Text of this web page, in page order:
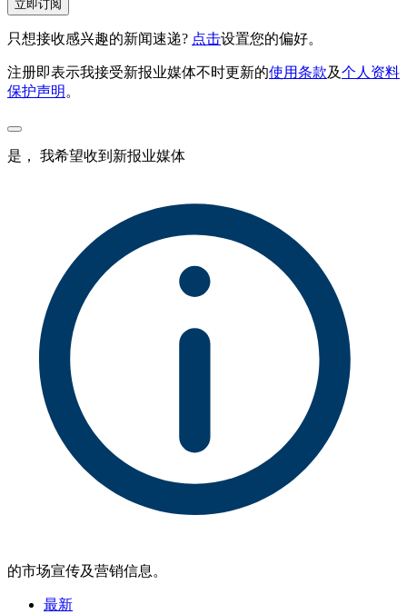
立即订阅
只想接收感兴趣的新闻速递? 点击设置您的偏好。
注册即表示我接受新报业媒体不时更新的使用条款及个人资料
保护声明 。
是， 我希望收到新报业媒体
的市场宣传及营销信息。
最新